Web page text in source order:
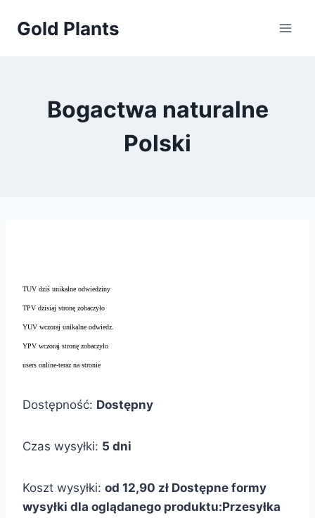
Gold Plants
Bogactwa naturalne
Polski
TUV dziś unikalne odwiedziny
TPV dzisiaj stronę zobaczyło
YUV wczoraj unikalne odwiedz.
YPV wczoraj stronę zobaczyło
users online-teraz na stronie
Dostępność: Dostępny
Czas wysyłki: 5 dni
Koszt wysyłki: od 12,90 zł Dostępne formy
wysyłki dla oglądanego produktu:Przesyłka